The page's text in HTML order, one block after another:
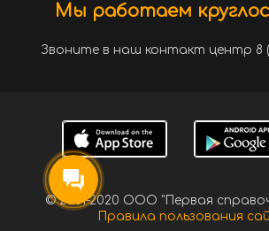
Мы работаем
Звоните в наш контакт центр 8
© 2001-2020 ООО "Первая
Правила пользования